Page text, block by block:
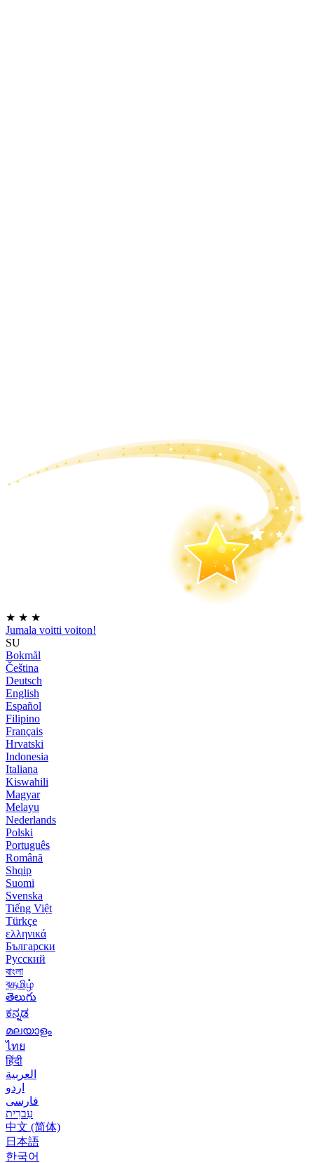
★ ★ ★
Jumala voitti voiton!
SU
Bokmål
Čeština
Deutsch
English
Español
Filipino
Français
Hrvatski
Indonesia
Italiana
Kiswahili
Magyar
Melayu
Nederlands
Polski
Português
Română
Shqip
Suomi
Svenska
Tiếng Việt
Türkçe
ελληνικά
Български
Русский
বাংলা
বதமிழ்
తెలుగు
ಕನ್ನಡ
മലയാളം
ไทย
हिंदी
العربية
اردو
فارسی
עִברִית
中文 (简体)
日本語
한국어